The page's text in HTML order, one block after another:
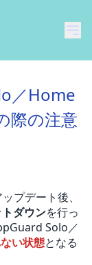
メ
／Home
際の注意
プデート後、
ダウンを行っ
Solo／
い状態となる